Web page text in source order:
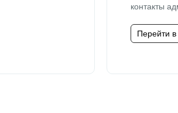
контакты
Перейти